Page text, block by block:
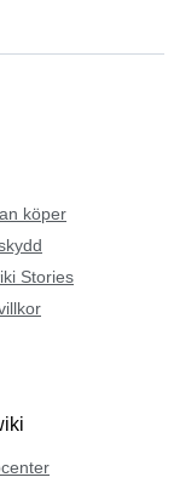
köper
Stories